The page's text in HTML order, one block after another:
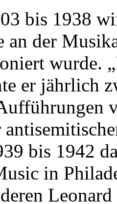
bis 1938
an der
wurde.
er jährlich
bis 1942
in